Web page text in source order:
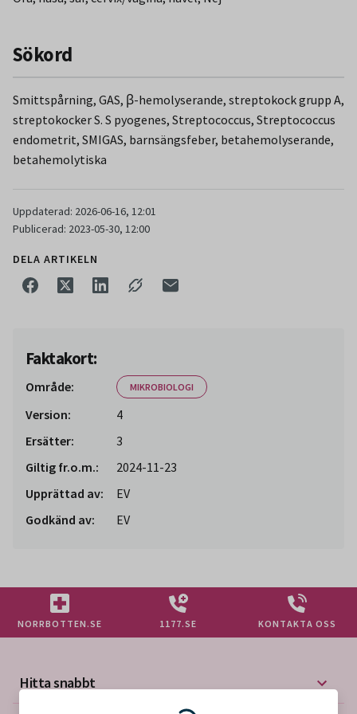
Sökord
Smittspårning, GAS, β-hemolyserande, streptokock grupp A,
streptokocker S. S pyogenes, Streptococcus, Streptococcus
endometrit, SMIGAS, barnsängsfeber, betahemolyserande,
betahemolytiska
Uppdaterad: 2026-06-16, 12:01
Publicerad: 2023-05-30, 12:00
DELA ARTIKELN
Faktakort:
Område: MIKROBIOLOGI
Version:
4
Ersätter:
3
Giltig fr.o.m.:
2024-11-23
Upprättad av:
EV
Godkänd av:
EV
NORRBOTTEN.SE 1177.SE KONTAKTA OSS
Hitta snabbt